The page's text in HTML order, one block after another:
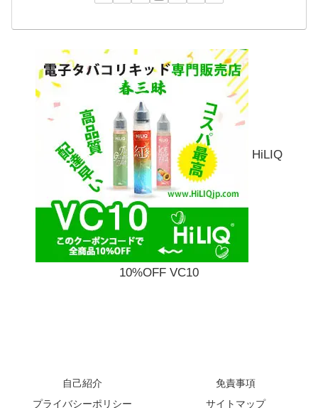
HiLIQ
10%OFF VC10
自己紹介
免責事項
プライバシーポリシー
サイトマップ